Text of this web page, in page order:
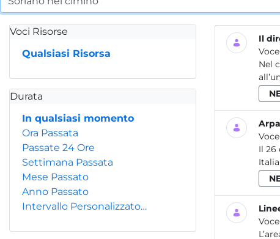
Voci Risorse
Qualsiasi Risorsa
Durata
In qualsiasi momento
Ora Passata
Passate 24 Ore
Settimana Passata
Mese Passato
Anno Passato
Intervallo Personalizzato…
Il
Nel
Il 26